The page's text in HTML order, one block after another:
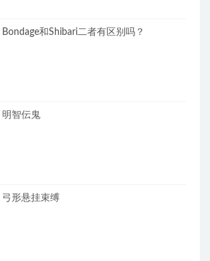
Bondage和Shibari二者有区别吗？
明智伝鬼
弓形悬挂束缚